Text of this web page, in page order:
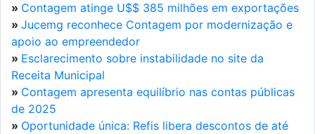
» Contagem atinge U$$ 385 milhões em exportações
» Jucemg reconhece Contagem por modernização e
apoio ao empreendedor
» Esclarecimento sobre instabilidade no site da
Receita Municipal
» Contagem apresenta equilíbrio nas contas públicas
de 2025
» Oportunidade única: Refis libera descontos de até